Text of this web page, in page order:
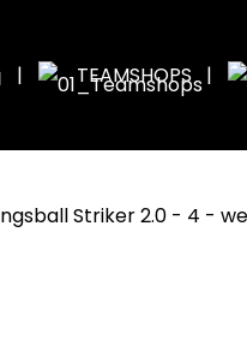
springen
TEAMSHOPS